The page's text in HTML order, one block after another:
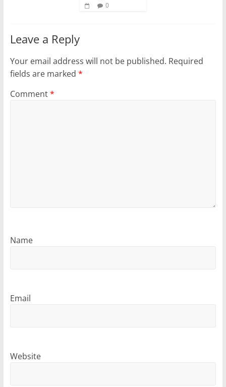
0
Leave a Reply
Your email address will not be published. Required
fields are marked *
Comment*
Name
Email
Website